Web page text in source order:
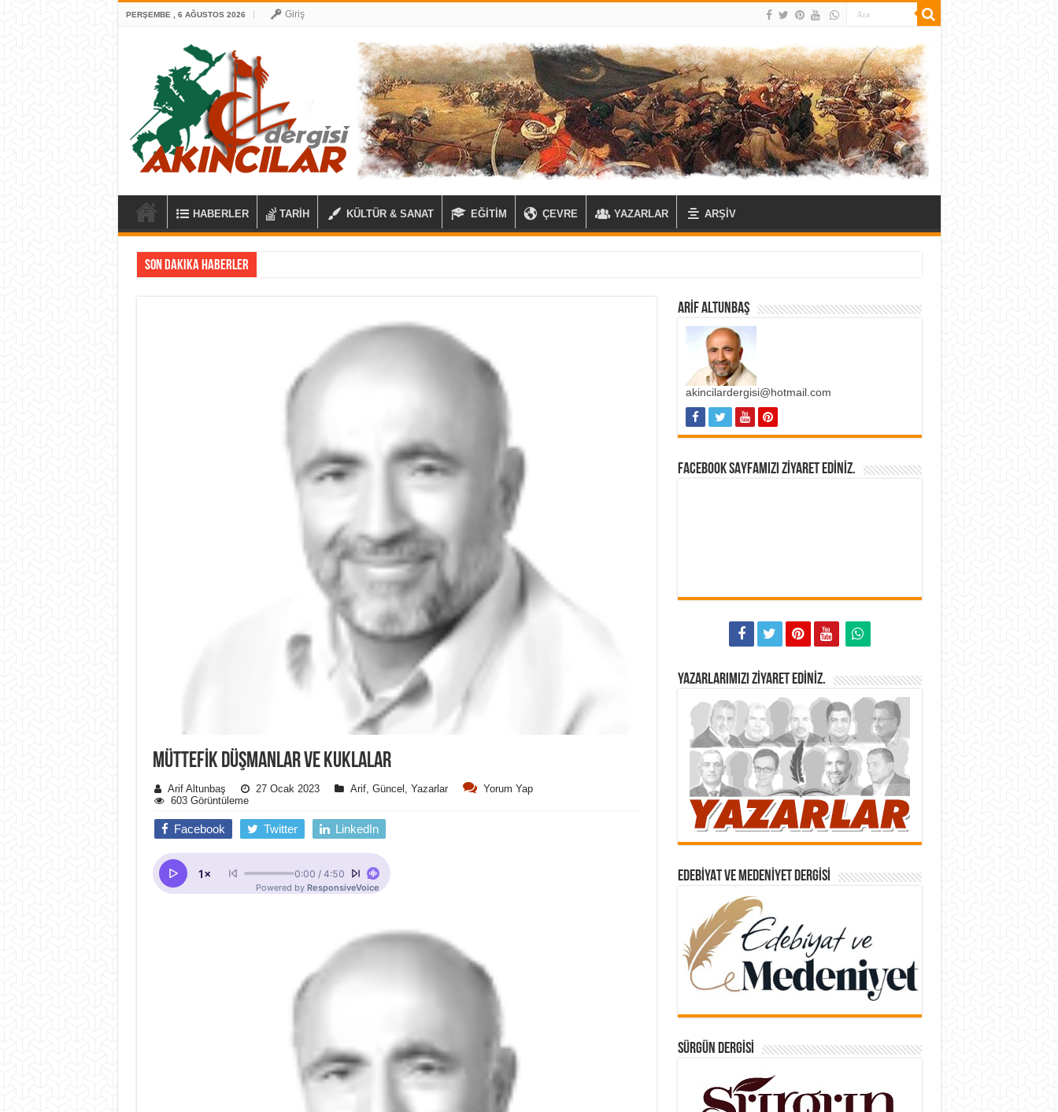
PERŞEMBE , 6 AĞUSTOS 2026 Giriş
HABERLER TARİH KÜLTÜR & SANAT EĞİTİM ÇEVRE YAZARLAR ARŞİV
Son Dakika Haberler
MÜTTEFIK DÜŞMANLAR VE KUKLALAR
Arif Altunbaş 27 Ocak 2023 Arif, Güncel , Yazarlar
Yorum Yap
603 Görüntüleme
Facebook Twitter LinkedIn
ARIF ALTUNBAŞ
akincilardergisi@hotmail.com
FACEBOOK SAYFAMIZI ZIYARET EDINIZ.
YAZARLARIMIZI ZIYARET EDINIZ.
EDEBIYAT VE MEDENIYET DERGISI
SÜRGÜN DERGISI